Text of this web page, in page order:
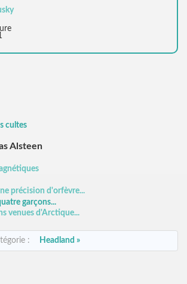
cultes
Alsteen
précision d'orfèvre...
garçons...
venues d'Arctique...
: Headland »